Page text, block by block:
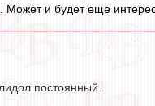
Может и будет еще
постоянный..